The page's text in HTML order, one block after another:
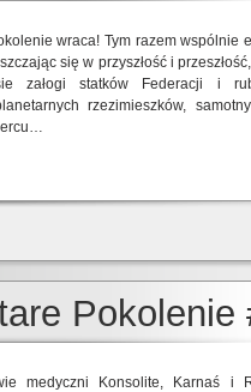
wraca! Tym razem wspólnie
się w przyszłość i
załogi statków Federacji i
rzezimieszków,
Pokolenie
medyczni Konsolite, Karnaś i